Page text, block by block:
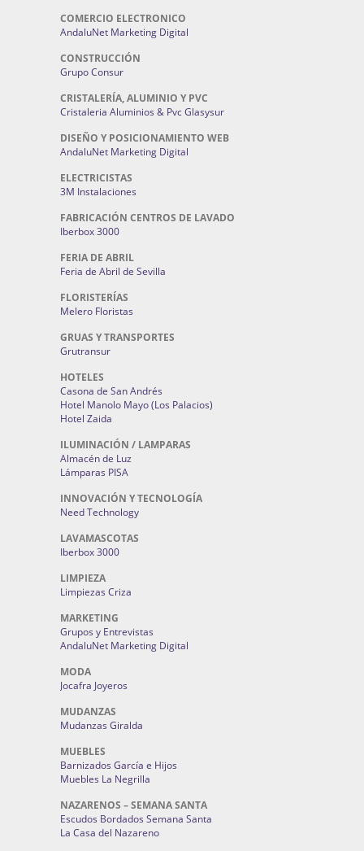
COMERCIO ELECTRONICO
AndaluNet Marketing Digital
CONSTRUCCIÓN
Grupo Consur
CRISTALERÍA, ALUMINIO Y PVC
Cristaleria Aluminios & Pvc Glasysur
DISEÑO Y POSICIONAMIENTO WEB
AndaluNet Marketing Digital
ELECTRICISTAS
3M Instalaciones
FABRICACIÓN CENTROS DE LAVADO
Iberbox 3000
FERIA DE ABRIL
Feria de Abril de Sevilla
FLORISTERÍAS
Melero Floristas
GRUAS Y TRANSPORTES
Grutransur
HOTELES
Casona de San Andrés
Hotel Manolo Mayo (Los Palacios)
Hotel Zaida
ILUMINACIÓN / LAMPARAS
Almacén de Luz
Lámparas PISA
INNOVACIÓN Y TECNOLOGÍA
Need Technology
LAVAMASCOTAS
Iberbox 3000
LIMPIEZA
Limpiezas Criza
MARKETING
Grupos y Entrevistas
AndaluNet Marketing Digital
MODA
Jocafra Joyeros
MUDANZAS
Mudanzas Giralda
MUEBLES
Barnizados García e Hijos
Muebles La Negrilla
NAZARENOS – SEMANA SANTA
Escudos Bordados Semana Santa
La Casa del Nazareno